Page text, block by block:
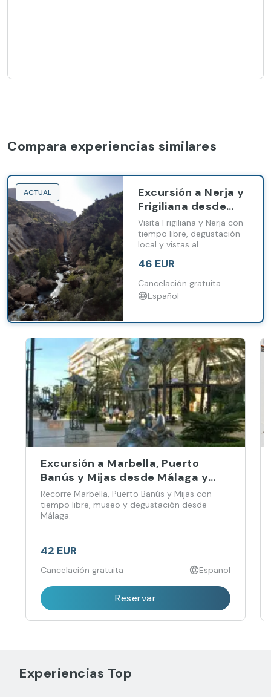
Compara experiencias similares
ACTUAL
Excursión a Nerja y
Frigiliana desde
Málaga y Costa del
Sol
Visita Frigiliana y Nerja con
tiempo libre, degustación
local y vistas al
Málaga.
46 EUR
Cancelación gratuita
Español
Excursión a Marbella, Puerto
Banús y Mijas desde Málaga y
Costa del Sol
Recorre Marbella, Puerto Banús y Mijas con
tiempo libre, museo y degustación desde
Málaga.
42 EUR
Cancelación gratuita Español
Reservar
Experiencias Top